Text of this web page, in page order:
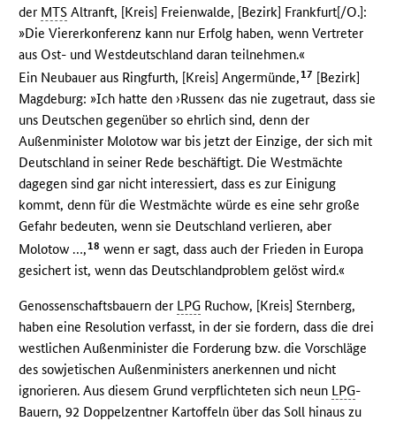
der MTS Altranft, [Kreis] Freienwalde, [Bezirk] Frankfurt[/O.]:
»Die Viererkonferenz kann nur Erfolg haben, wenn Vertreter
aus Ost- und Westdeutschland daran teilnehmen.«
Ein Neubauer aus Ringfurth, [Kreis] Angermünde,17 [Bezirk]
Magdeburg: »Ich hatte den ›Russen‹ das nie zugetraut, dass sie
uns Deutschen gegenüber so ehrlich sind, denn der
Außenminister Molotow war bis jetzt der Einzige, der sich mit
Deutschland in seiner Rede beschäftigt. Die Westmächte
dagegen sind gar nicht interessiert, dass es zur Einigung
kommt, denn für die Westmächte würde es eine sehr große
Gefahr bedeuten, wenn sie Deutschland verlieren, aber
Molotow …,18 wenn er sagt, dass auch der Frieden in Europa
gesichert ist, wenn das Deutschlandproblem gelöst wird.«
Genossenschaftsbauern der LPG Ruchow, [Kreis] Sternberg,
haben eine Resolution verfasst, in der sie fordern, dass die drei
westlichen Außenminister die Forderung bzw. die Vorschläge
des sowjetischen Außenministers anerkennen und nicht
ignorieren. Aus diesem Grund verpflichteten sich neun LPG-
Bauern, 92 Doppelzentner Kartoffeln über das Soll hinaus zu